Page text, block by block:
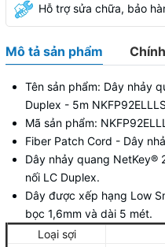
Hỗ trợ sửa chữa, bảo
Mô tả sản phẩm
Tên sản phẩm: Dây nhảy
Duplex - 5m
Mã sản phẩm:
Fiber Patch Cord - Dây
Dây nhảy quang NetKey®
nối LC Duplex.
Dây được xếp hạng Low
bọc 1,6mm và dài 5 mét.
Loại sợi